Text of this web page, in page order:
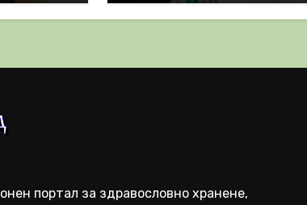
като призна, че те
портал за здравословно хранене,